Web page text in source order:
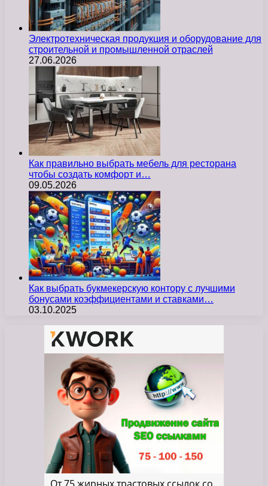
Электротехническая продукция и оборудование для
строительной и промышленной отраслей
27.06.2026
Как правильно выбрать мебель для ресторана
чтобы создать комфорт и…
09.05.2026
Как выбрать букмекерскую контору с лучшими
бонусами коэффициентами и ставками…
03.10.2025